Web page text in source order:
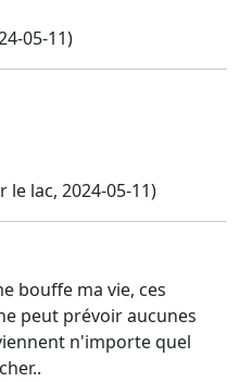
05-11)
le lac, 2024-05-11)
bouffe ma vie, ces
peut prévoir aucunes
n'importe quel